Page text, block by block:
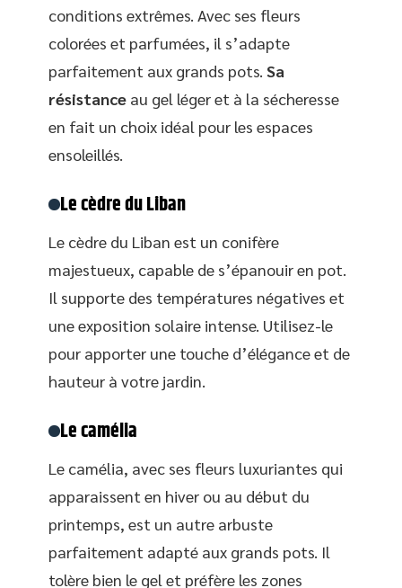
conditions extrêmes. Avec ses fleurs
colorées et parfumées, il s’adapte
parfaitement aux grands pots. Sa
résistance au gel léger et à la sécheresse
en fait un choix idéal pour les espaces
ensoleillés.
Le cèdre du Liban
Le cèdre du Liban est un conifère
majestueux, capable de s’épanouir en pot.
Il supporte des températures négatives et
une exposition solaire intense. Utilisez-le
pour apporter une touche d’élégance et de
hauteur à votre jardin.
Le camélia
Le camélia, avec ses fleurs luxuriantes qui
apparaissent en hiver ou au début du
printemps, est un autre arbuste
parfaitement adapté aux grands pots. Il
tolère bien le gel et préfère les zones